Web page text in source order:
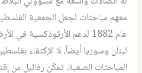
معهم مباحثات لجعل الجمعية
عام 1882 لدعم الأرثوذكسية
لبنان وسوريا أيضاً، لا الإكتفاء
المباحثات الصعبة، تمكّن رفائيل من